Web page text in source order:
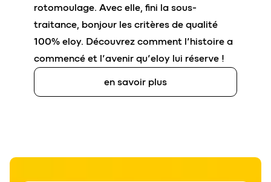
rotomoulage. Avec elle, fini la sous-
traitance, bonjour les critères de qualité
100% eloy. Découvrez comment l’histoire a
commencé et l’avenir qu’eloy lui réserve !
en savoir plus